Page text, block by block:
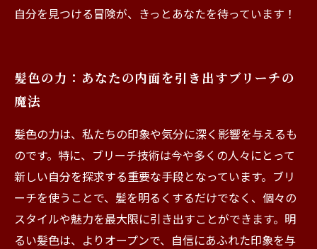
自分を見つける冒険が、きっとあなたを待っています！
髪色の力：あなたの内面を引き出すブリーチの
魔法
髪色の力は、私たちの印象や気分に深く影響を与えるも
のです。特に、ブリーチ技術は今や多くの人々にとって
新しい自分を探求する重要な手段となっています。ブリ
ーチを使うことで、髪を明るくするだけでなく、個々の
スタイルや魅力を最大限に引き出すことができます。明
るい髪色は、よりオープンで、自信にあふれた印象を与